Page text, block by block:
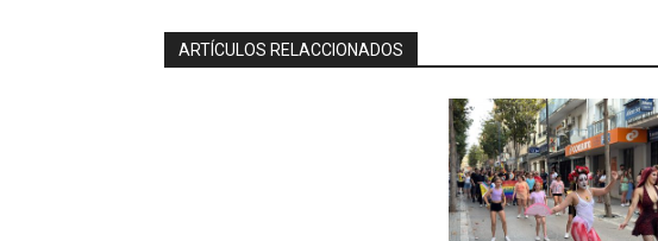
ARTÍCULOS RELACCIONADOS